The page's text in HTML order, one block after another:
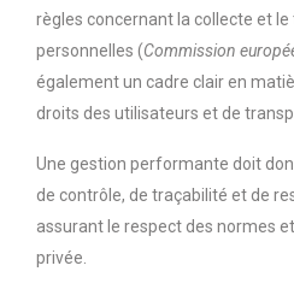
règles concernant la collecte et
personnelles (Commission
également un cadre clair en
droits des utilisateurs et de
Une gestion performante doit
de contrôle, de traçabilité et de
assurant le respect des normes
privée.